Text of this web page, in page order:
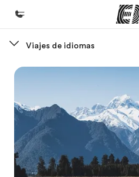
Bienvenido a EF
Programas
Ver todo lo que hacemos
Oficinas
Encuentra una oficina
Viajes de idiomas